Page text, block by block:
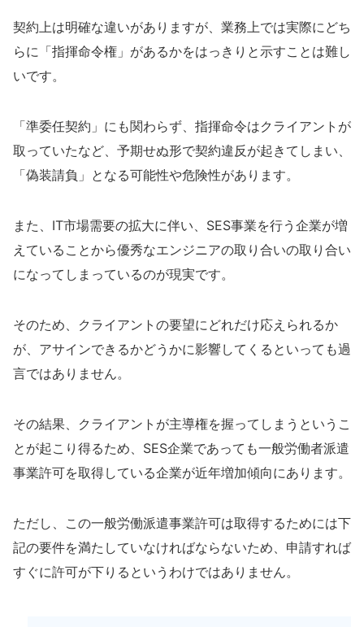
契約上は明確な違いがありますが、業務上では実際にどち
らに「指揮命令権」があるかをはっきりと示すことは難し
いです。
「準委任契約」にも関わらず、指揮命令はクライアントが
取っていたなど、予期せぬ形で契約違反が起きてしまい、
「偽装請負」となる可能性や危険性があります。
また、IT市場需要の拡大に伴い、SES事業を行う企業が増
えていることから優秀なエンジニアの取り合いの取り合い
になってしまっているのが現実です。
そのため、クライアントの要望にどれだけ応えられるか
が、アサインできるかどうかに影響してくるといっても過
言ではありません。
その結果、クライアントが主導権を握ってしまうというこ
とが起こり得るため、SES企業であっても一般労働者派遣
事業許可を取得している企業が近年増加傾向にあります。
ただし、この一般労働派遣事業許可は取得するためには下
記の要件を満たしていなければならないため、申請すれば
すぐに許可が下りるというわけではありません。